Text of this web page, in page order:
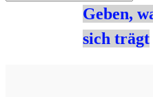
Geben,
sich trägt